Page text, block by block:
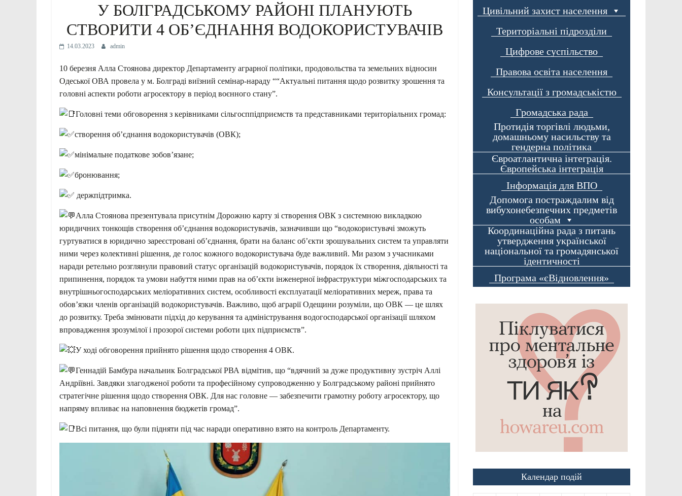
У БОЛГРАДСЬКОМУ РАЙОНІ ПЛАНУЮТЬ
СТВОРИТИ 4 ОБ’ЄДНАННЯ ВОДОКОРИСТУВАЧІВ
14.03.2023 admin
​10 березня Алла Стоянова директор Департаменту аграрної політики, продовольства та земельних відносин
Одеської ОВА провела у м. Болграді виїзний семінар-нараду ““Актуальні питання щодо розвитку зрошення та
головні аспекти роботи агросектору в період воєнного стану”.
Головні теми обговорення з керівниками сільгосппідприємств та представниками територіальних громад:
створення об’єднання водокористувачів (ОВК);
мінімальне податкове зобов’язане;
бронювання;
держпідтримка.
Алла Стоянова презентувала присутнім Дорожню карту зі створення ОВК з системною викладкою
юридичних тонкощів створення об’єднання водокористувачів, зазначивши що “водокористувачі зможуть
гуртуватися в юридично зареєстровані об’єднання, брати на баланс об’єкти зрошувальних систем та управляти
ними через колективні рішення, де голос кожного водокористувача буде важливий. Ми разом з учасниками
наради ретельно розглянули правовий статус організацій водокористувачів, порядок їх створення, діяльності та
припинення, порядок та умови набуття ними прав на об’єкти інженерної інфраструктури міжгосподарських та
внутрішньогосподарських меліоративних систем, особливості експлуатації меліоративних мереж, права та
обов’язки членів організацій водокористувачів. Важливо, щоб аграрії Одещини розуміли, що ОВК — це шлях
до розвитку. Треба змінювати підхід до керування та адміністрування водогосподарської організації шляхом
впровадження зрозумілої і прозорої системи роботи цих підприємств”.
У ході обговорення прийнято рішення щодо створення 4 ОВК.
Геннадій Бамбура начальник Болградської РВА відмітив, що “вдячний за дуже продуктивну зустріч Аллі
Андріївні. Завдяки злагодженої роботи та професійному супроводженню у Болградському районі прийнято
стратегічне рішення щодо створення ОВК. Для нас головне — забезпечити грамотну роботу агросектору, що
напряму впливає на наповнення бюджетів громад”.
Всі питання, що були підняти під час наради оперативно взято на контроль Департаменту.
Цивільний захист населення
Територіальні підрозділи
Цифрове суспільство
Правова освіта населення
Консультації з громадськістю
Громадська рада
Протидія торгівлі людьми,
домашньому насильству та
гендерна політика
Євроатлантична інтеграція.
Європейська інтеграція
Інформація для ВПО
Допомога постраждалим від
вибухонебезпечних предметів
особам
Координаційна рада з питань
утвердження української
національної та громадянської
ідентичності
Програма «єВідновлення»
Календар подій